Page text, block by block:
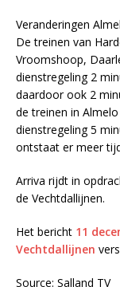
Veranderingen
De treinen van
Vroomshoop,
dienstregeling 2
daardoor ook 2
de treinen in
dienstregeling 5
ontstaat er meer
Arriva rijdt in
de Vechtdallijnen.
Het bericht 11
Vechtdallijnen
Source: Salland TV